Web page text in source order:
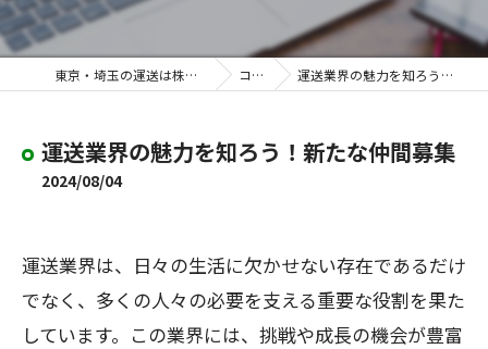
東京・埼玉の運送は株式会社斉藤商事 コラム 運送業界の魅力を知ろう！新たな仲間募集
運送業界の魅力を知ろう！新たな仲間募集
2024/08/04
運送業界は、日々の生活に欠かせない存在であるだけ
でなく、多くの人々の必要を支える重要な役割を果た
しています。この業界には、挑戦や成長の機会が豊富